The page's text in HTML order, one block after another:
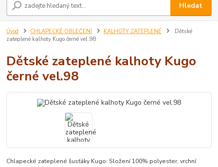
Hledat
Úvod CHLAPECKÉ OBLEČENÍ KALHOTY ZATEPLENÉ
Dětské
zateplené kalhoty Kugo černé vel.98
Dětské zateplené kalhoty Kugo
černé vel.98
Chlapecké zateplené šusťáky Kugo: Složení 100% polyester, vrchní